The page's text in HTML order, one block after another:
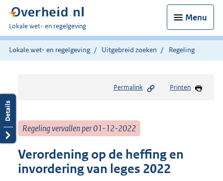
Menu
U
bent
hier:
Lokale wet- en regelgeving
Lokale wet- en regelgeving Uitgebreid zoeken Regeling
Permalink Printen
Regeling vervallen per 01-12-2022
Verordening op de heffing en
invordering van leges 2022